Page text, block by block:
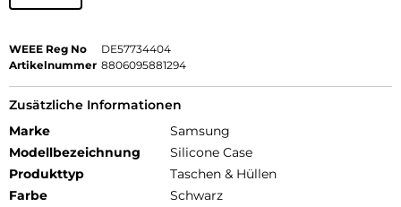
WEEE Reg No
DE57734404
Artikelnummer 8806095881294
Zusätzliche Informationen
Marke
Samsung
Modellbezeichnung
Silicone Case
Produkttyp
Taschen & Hüllen
Farbe
Schwarz